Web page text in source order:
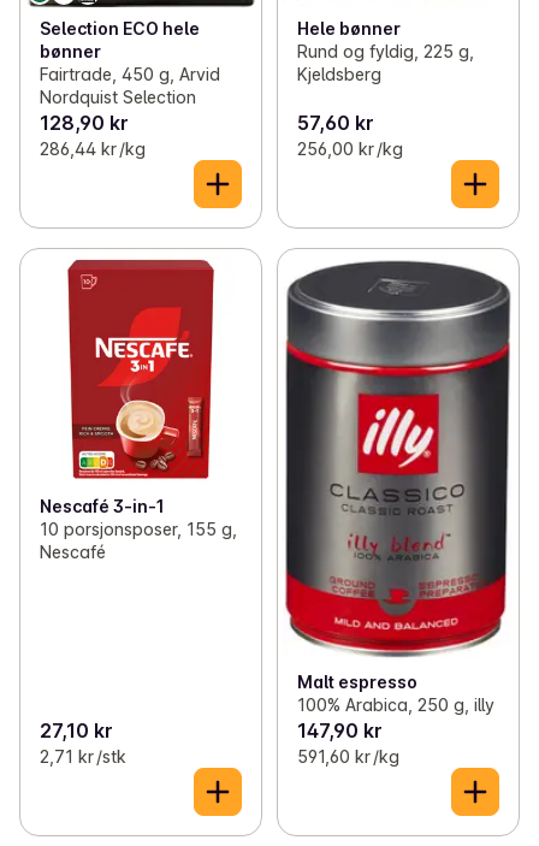
Selection ECO hele
bønner
Fairtrade, 450 g, Arvid
Nordquist Selection
128,90 kr
286,44 kr /kg
Hele bønner
Rund og fyldig, 225 g,
Kjeldsberg
57,60 kr
256,00 kr /kg
Nescafé 3-in-1
10 porsjonsposer, 155 g,
Nescafé
27,10 kr
2,71 kr /stk
Malt espresso
100% Arabica, 250 g, illy
147,90 kr
591,60 kr /kg